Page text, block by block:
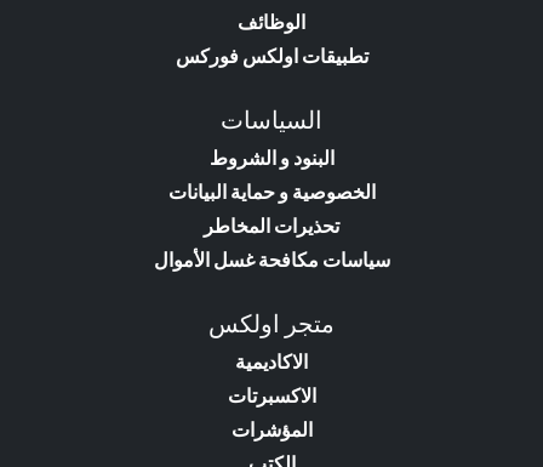
الوظائف
تطبيقات اولكس فوركس
السياسات
البنود و الشروط
الخصوصية و حماية البيانات
تحذيرات المخاطر
سياسات مكافحة غسل الأموال
متجر اولكس
الاكاديمية
الاكسبرتات
المؤشرات